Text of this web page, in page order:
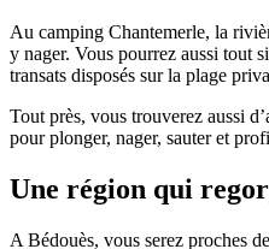
Au camping Chantemerle, la
y nager. Vous pourrez aussi tout
transats disposés sur la plage
Tout près, vous trouverez aussi
pour plonger, nager, sauter et
Une région qui
A Bédouès, vous serez proches